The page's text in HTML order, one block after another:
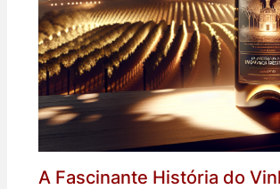
A Fascinante História do